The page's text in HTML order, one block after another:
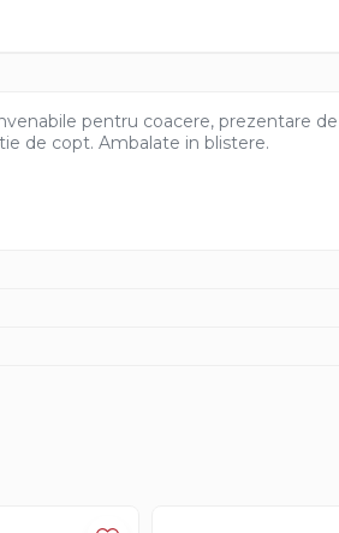
pentru coacere, prezentare de
de copt. Ambalate in blistere.